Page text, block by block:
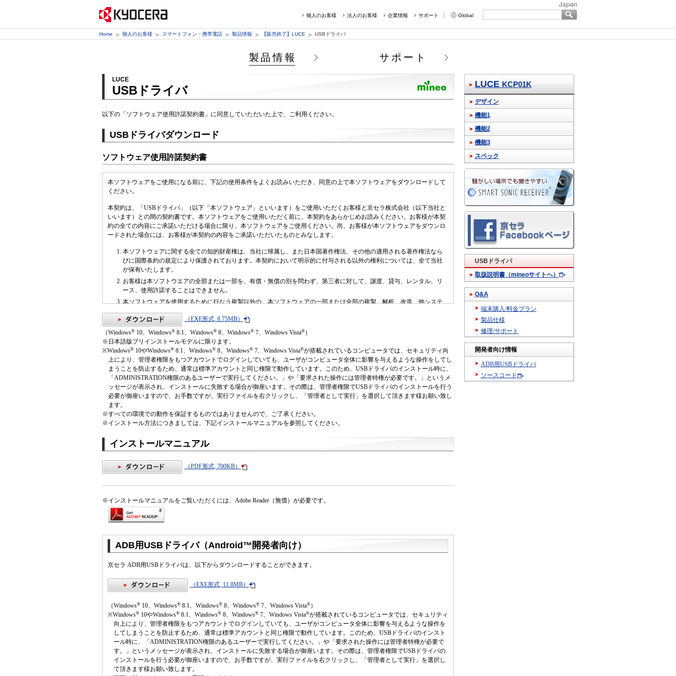
個人のお客様 法人のお客様 企業情報 サポート Global
Home 個人のお客様 スマートフォン・携帯電話 製品情報 【販売終了】LUCE USBドライバ
製品情報 サポート
LUCE
USBドライバ
以下の「ソフトウェア使用許諾契約書」に同意していただいた上で、ご利用ください。
USBドライバダウンロード
ソフトウェア使用許諾契約書
本ソフトウェアをご使用になる前に、下記の使用条件をよくお読みいただき、同意の上で本ソフトウェアをダウンロードして
ください。
本契約は、「USBドライバ」（以下「本ソフトウェア」といいます）をご使用いただくお客様と京セラ株式会社（以下当社と
いいます）との間の契約書です。本ソフトウェアをご使用いただく前に、本契約をあらかじめお読みください。お客様が本契
約の全ての内容にご承諾いただける場合に限り、本ソフトウェアをご使用ください。尚、お客様が本ソフトウェアをダウンロ
ードされた場合には、お客様が本契約の内容をご承諾いただいたものとみなします。
本ソフトウェアに関する全ての知的財産権は、当社に帰属し、また日本国著作権法、その他の適用される著作権法なら
びに国際条約の規定により保護されております。本契約において明示的に付与される以外の権利については、全て当社
が保有いたします。
お客様は本ソフトウエアの全部または一部を、有償・無償の別を問わず、第三者に対して、譲渡、貸与、レンタル、リ
ース、使用許諾することはできません。
本ソフトウェアを使用するために行なう複製以外の、本ソフトウェアの一部または全部の複製、解析、改造、他システ
当社は、本ソフトウェアの仕様および関連資料の内容を将来予告なしに変更することがあります。
本ソフトウェアは現状のままの状態で、お客様に提供されるものです。当社は、本プログラムに関し、明示または黙示
を問わず何らの保証も致しません。特に商品性、特定の目的に対する適合性または第三者の権利を侵害しない旨の保証
は、一切行ないません。本プログラムのインストールまたは使用に関連してお客様に直接的または間接的に発生する一
切の損害（ハードウェア、他のソフトウェアの破損、不具合等を含む。また、通常損害、特別損害、結果損害を問わな
い。）および第三者からなされる請求について当社は一切責任を負担いたしません。本項はお客様の法律上の権利行使
を制限するものではありません。本プログラムに欠陥が発見された場合には、お客様の負担により必要な修正を行なう
ものとし、当社は、このために必要となるサービス、修理または補修にかかる一切の費用の負担を致しません。
お客様は、本契約を読んでその内容を十分理解しており、本契約に定める規定に従うことを了承し、また、本ソフトウ
当事者間の完全なる合意によるものであることに同意します。当社の正当に権限がある代表者が署名した書面による明
白な同意がない限り、本契約条項のいかなる変更も当社に対して効力を有しないものとします。本契約は、お客様が本
契約に違反した時点で自動的に解除されるものとし、この場合、お客様は本ソフトウェア及び全ての複製物、改変物ま
たは他のプログラムに組み込まれた部分を破棄するものとします。
（EXE形式, 8.75MB）
（Windows®10、Windows®8.1、Windows®8、Windows®7、Windows Vista®）
※日本語版プリインストールモデルに限ります。
※Windows®10やWindows®8.1、Windows®8、Windows®7、Windows Vista®が搭載されているコンピュータでは、セキュリティ向
上により、管理者権限をもつアカウントでログインしていても、ユーザがコンピュータ全体に影響を与えるような操作をしてし
まうことを防止するため、通常は標準アカウントと同じ権限で動作しています。このため、USBドライバのインストール時に、
「ADMINISTRATION権限のあるユーザーで実行してください。」や「要求された操作には管理者特権が必要です。」というメ
ッセージが表示され、インストールに失敗する場合が御座います。その際は、管理者権限でUSBドライバのインストールを行う
必要が御座いますので、お手数ですが、実行ファイルを右クリックし、「管理者として実行」を選択して頂きます様お願い致し
ます。
※すべての環境での動作を保証するものではありませんので、ご了承ください。
※インストール方法につきましては、下記インストールマニュアルを参照してください。
インストールマニュアル
（PDF形式, 700KB）
※インストールマニュアルをご覧いただくには、Adobe Reader（無償）が必要です。
ADB用USBドライバ（Android™開発者向け）
京セラ ADB用USBドライバは、以下からダウンロードすることができます。
（EXE形式, 11.8MB）
（Windows®10、Windows®8.1、Windows®8、Windows®7、Windows Vista®）
※Windows®10やWindows®8.1、Windows®8、Windows®7、Windows Vista®が搭載されているコンピュータでは、セキュリティ
向上により、管理者権限をもつアカウントでログインしていても、ユーザがコンピュータ全体に影響を与えるような操作を
してしまうことを防止するため、通常は標準アカウントと同じ権限で動作しています。このため、USBドライバのインスト
ール時に、「ADMINISTRATION権限のあるユーザーで実行してください。」や「要求された操作には管理者特権が必要で
す。」というメッセージが表示され、インストールに失敗する場合が御座います。その際は、管理者権限でUSBドライバの
インストールを行う必要が御座いますので、お手数ですが、実行ファイルを右クリックし、「管理者として実行」を選択し
て頂きます様お願い致します。
LUCE KCP01K
デザイン
機能1
機能2
機能3
スペック
USBドライバ
取扱説明書（mineoサイトへ）
Q&A
端末購入/料金プラン
製品仕様
修理/サポート
開発者向け情報
ADB用USBドライバ
ソースコード